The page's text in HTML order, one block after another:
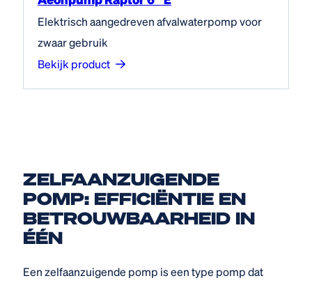
Elektrisch aangedreven afvalwaterpomp voor
zwaar gebruik
Bekijk product
ZELFAANZUIGENDE
POMP: EFFICIËNTIE EN
BETROUWBAARHEID IN
ÉÉN
Een zelfaanzuigende pomp is een type pomp dat